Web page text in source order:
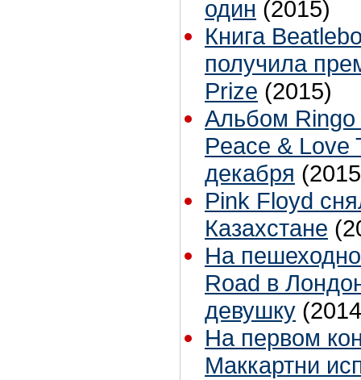
один (2015)
Книга
получила
Prize (2015)
Альбом Ringo
Peace & Love
декабря
Pink Floyd
Казахстане
На
Road в
девушку
На первом
Маккартни